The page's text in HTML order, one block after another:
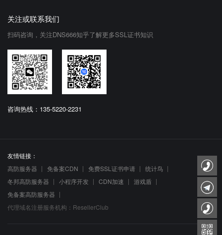
关注或联系我们
扫码咨询，关注DNS666知乎了解更多SSL证书知识
咨询热线：135-5220-2231
友情链接：
高防服务器
免备案CDN 免费SSL证书申请
统计鸟
冬邦高防服务器
小程序开发 CDN加速
游戏盾
免备案高防服务器
代理域名注册服务机构：ResellerClub